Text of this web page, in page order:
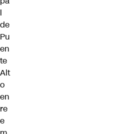
l
de
Pu
en
te
Alt
o
en
re
e